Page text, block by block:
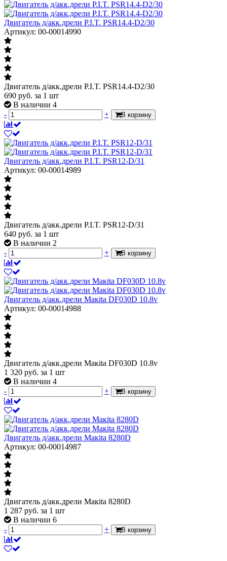
Двигатель д/акк.дрели P.I.T. PSR14.4-D2/30
Артикул: 00-00014990
Двигатель д/акк.дрели P.I.T. PSR14.4-D2/30
690 руб. за 1 шт
В наличии 4
-
+ В корзину
Двигатель д/акк.дрели P.I.T. PSR12-D/31
Артикул: 00-00014989
Двигатель д/акк.дрели P.I.T. PSR12-D/31
640 руб. за 1 шт
В наличии 2
-
+ В корзину
Двигатель д/акк.дрели Mакita DF030D 10.8v
Артикул: 00-00014988
Двигатель д/акк.дрели Mакita DF030D 10.8v
1 320 руб. за 1 шт
В наличии 4
-
+ В корзину
Двигатель д/акк.дрели Mакita 8280D
Артикул: 00-00014987
Двигатель д/акк.дрели Mакita 8280D
1 287 руб. за 1 шт
В наличии 6
-
+ В корзину